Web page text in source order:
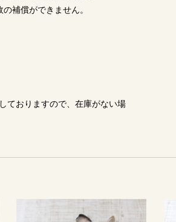
補償ができません。
ておりますので、在庫がない場